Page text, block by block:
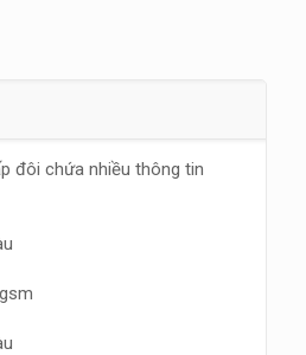
đôi chứa nhiều thông tin